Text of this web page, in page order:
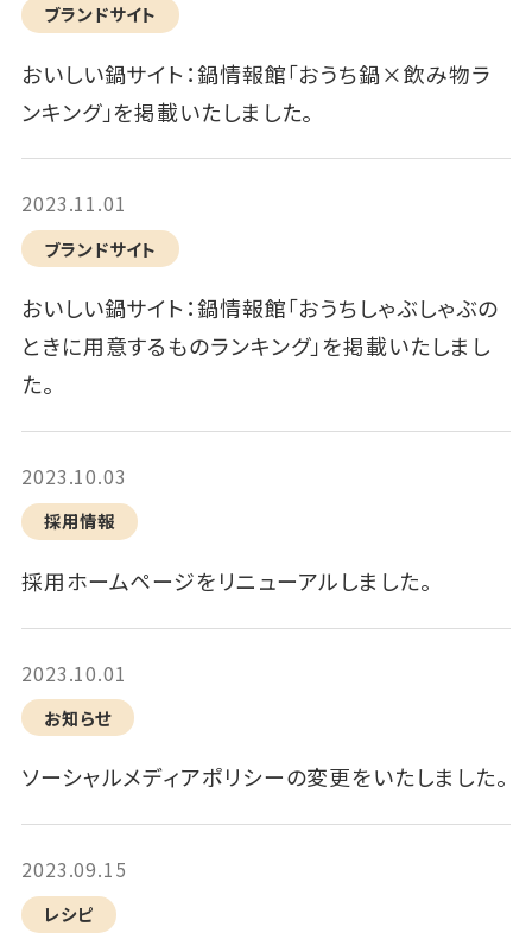
ブランドサイト
おいしい鍋サイト：鍋情報館「おうち鍋×飲み物ラ
ンキング」を掲載いたしました。
2023.11.01
ブランドサイト
おいしい鍋サイト：鍋情報館「おうちしゃぶしゃぶの
ときに用意するものランキング」を掲載いたしまし
た。
2023.10.03
採用情報
採用ホームページをリニューアルしました。
2023.10.01
お知らせ
ソーシャルメディアポリシーの変更をいたしました。
2023.09.15
レシピ